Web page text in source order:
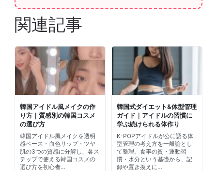
関連記事
韓国アイドル風メイクの作
り方｜質感別の韓国コスメ
の選び方
韓国アイドル風メイクを透明
感ベース・血色リップ・ツヤ
肌の3つの質感に分解し、各ス
テップで使える韓国コスメの
選び方を初心者…
韓国式ダイエット&体型管理
ガイド｜アイドルの習慣に
学ぶ続けられる体作り
K-POPアイドルが公に語る体
型管理の考え方を一般論とし
て整理。食事の質・運動習
慣・水分という基礎から、記
録や置き換えに…